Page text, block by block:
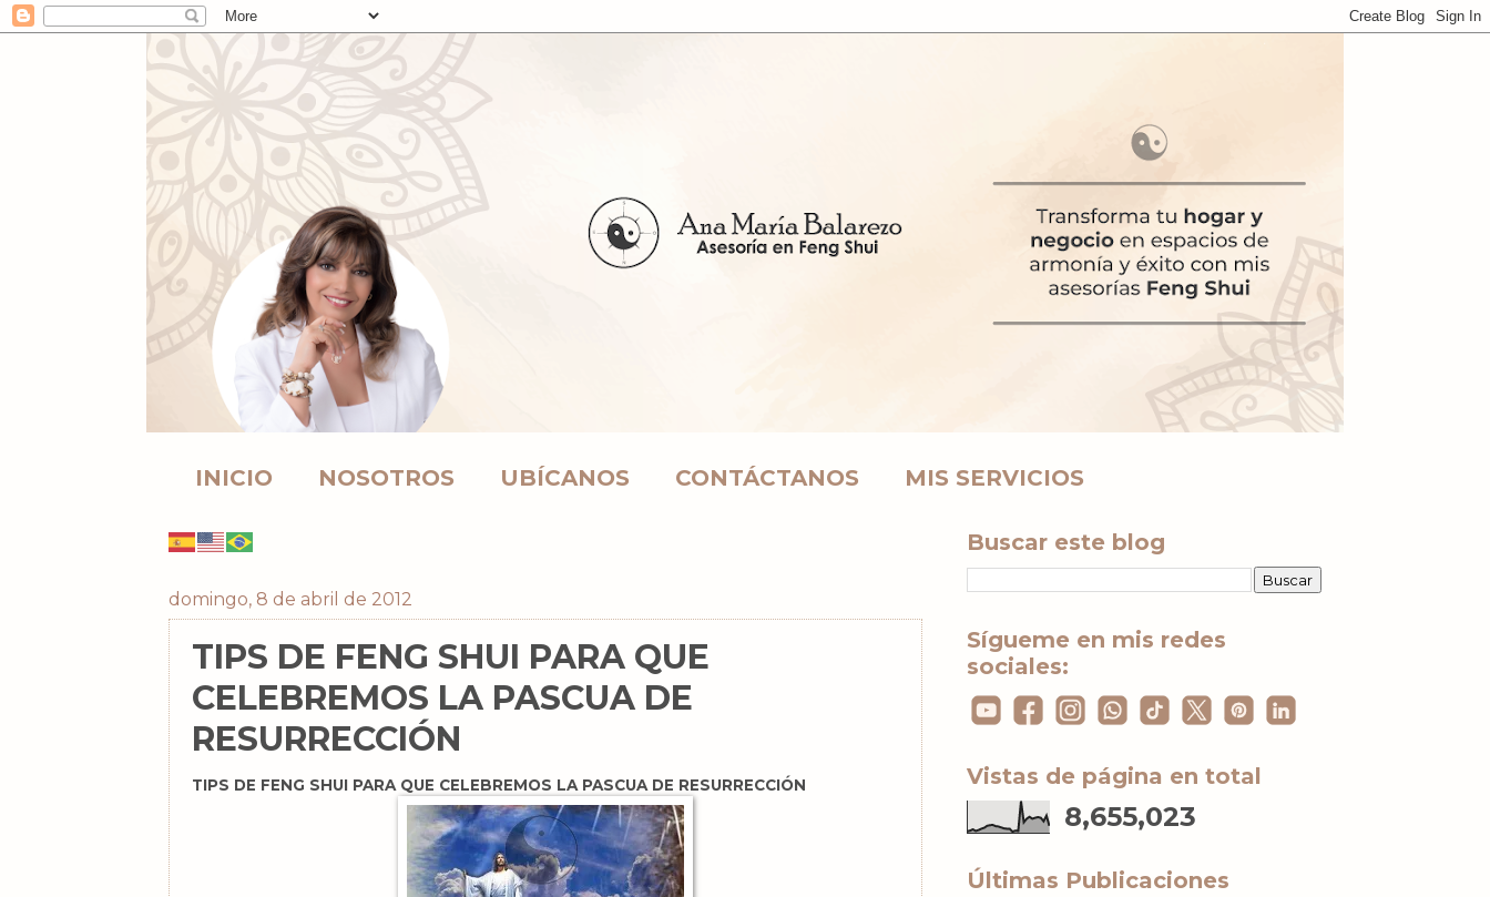
INICIO NOSOTROS UBÍCANOS CONTÁCTANOS MIS SERVICIOS
domingo, 8 de abril de 2012
TIPS DE FENG SHUI PARA QUE
CELEBREMOS LA PASCUA DE
RESURRECCIÓN
TIPS DE FENG SHUI PARA QUE CELEBREMOS LA PASCUA DE RESURRECCIÓN
Buscar este blog
Sígueme en mis redes
sociales:
Vistas de página en total
8,655,023
Últimas Publicaciones